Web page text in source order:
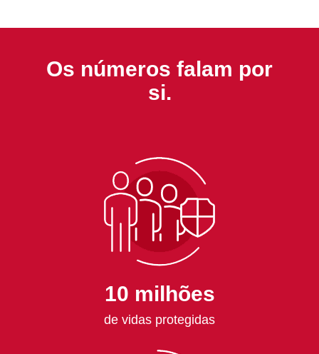
Os números falam por
si.
10 milhões
de vidas protegidas